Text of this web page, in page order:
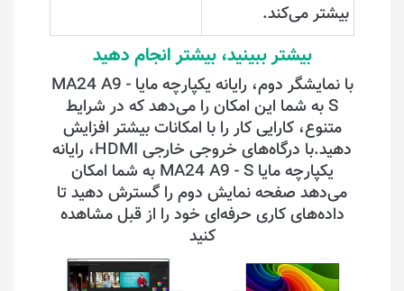
بیشتر می‌کند.
بیشتر ببینید، بیشتر انجام دهید
با نمایشگر دوم، رایانه یکپارچه مایا MA24 A9 -
S به شما این امکان را می‌دهد که در شرایط
متنوع، کارایی کار را با امکانات بیشتر افزایش
دهید.با درگاه‌های خروجی خارجی HDMI، رایانه
یکپارچه مایا MA24 A9 - S به شما امکان
می‌دهد صفحه نمایش دوم را گسترش دهید تا
داده‌های کاری حرفه‌ای خود را از قبل مشاهده
کنید